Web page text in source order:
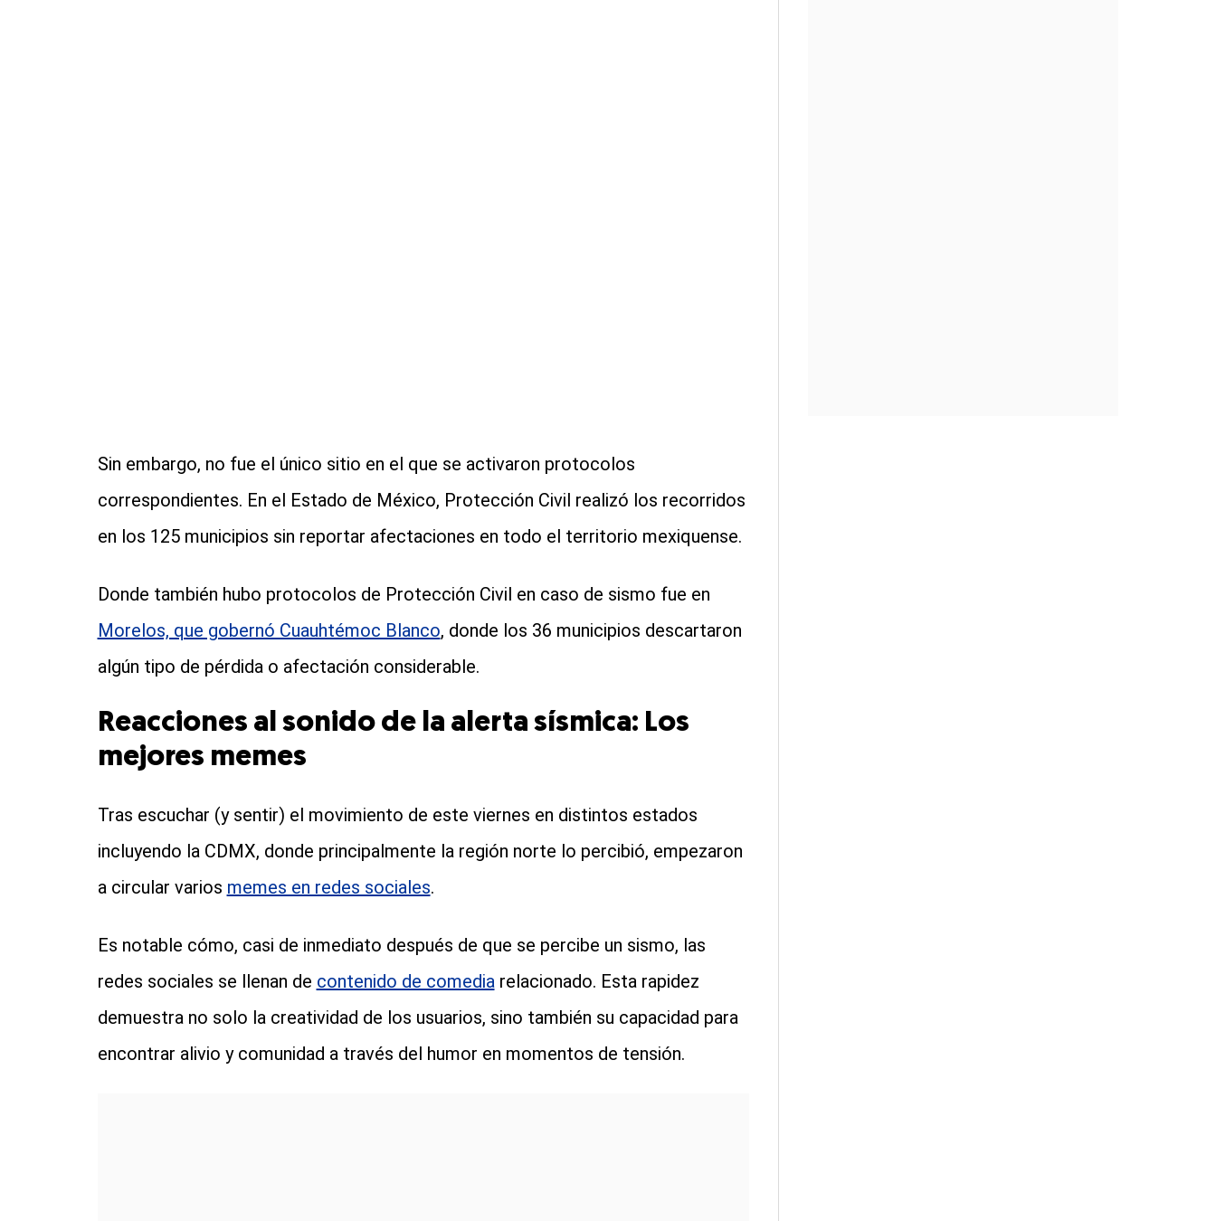
Sin embargo, no fue el único sitio en el que se activaron protocolos
correspondientes. En el Estado de México, Protección Civil realizó los recorridos
en los 125 municipios sin reportar afectaciones en todo el territorio mexiquense.
Donde también hubo protocolos de Protección Civil en caso de sismo fue en
Morelos, que gobernó Cuauhtémoc Blanco, donde los 36 municipios descartaron
algún tipo de pérdida o afectación considerable.
Reacciones al sonido de la alerta sísmica: Los
mejores memes
Tras escuchar (y sentir) el movimiento de este viernes en distintos estados
incluyendo la CDMX, donde principalmente la región norte lo percibió, empezaron
a circular varios memes en redes sociales.
Es notable cómo, casi de inmediato después de que se percibe un sismo, las
redes sociales se llenan de contenido de comediarelacionado. Esta rapidez
demuestra no solo la creatividad de los usuarios, sino también su capacidad para
encontrar alivio y comunidad a través del humor en momentos de tensión.